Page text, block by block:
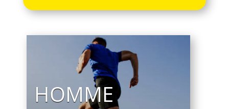
HOMME